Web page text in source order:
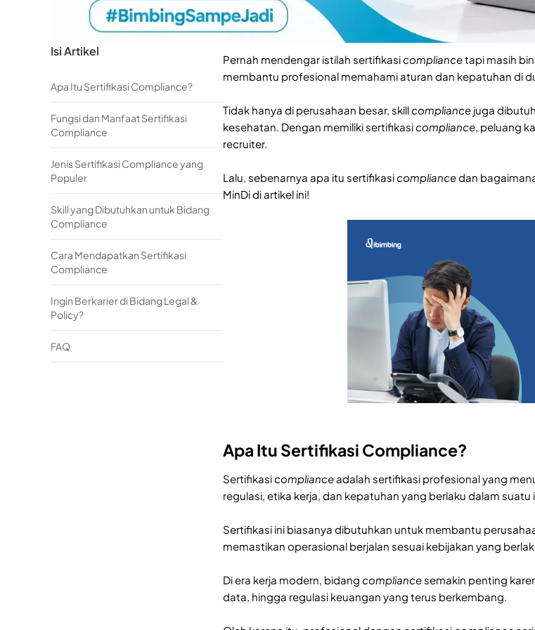
Isi Artikel
Apa Itu Sertifikasi Compliance?
Fungsi dan Manfaat Sertifikasi
Compliance
Jenis Sertifikasi Compliance yang
Populer
Skill yang Dibutuhkan untuk Bidang
Compliance
Cara Mendapatkan Sertifikasi
Compliance
Ingin Berkarier di Bidang Legal &
Policy?
FAQ
Pernah mendengar istilah sertifikasicompliancetapi masih
membantu profesional memahami aturan dan kepatuhan di
Tidak hanya di perusahaan besar, skillcompliance juga
kesehatan. Dengan memiliki sertifikasicompliance, peluang
recruiter.
Lalu, sebenarnya apa itu sertifikasicompliancedan
MinDi di artikel ini!
Apa Itu Sertifikasi Compliance?
Sertifikasicomplianceadalah sertifikasi profesional yang
regulasi, etika kerja, dan kepatuhan yang berlaku dalam suatu
Sertifikasi ini biasanya dibutuhkan untuk membantu
memastikan operasional berjalan sesuai kebijakan yang
Di era kerja modern, bidang compliance semakin penting
data, hingga regulasi keuangan yang terus berkembang.